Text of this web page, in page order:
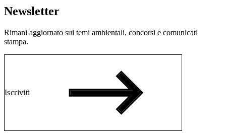
Newsletter
Rimani aggiornato sui temi ambientali, concorsi e comunicati
stampa.
Iscriviti